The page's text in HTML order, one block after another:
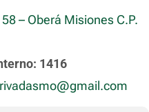
58 – Oberá Misiones C.P.
1416